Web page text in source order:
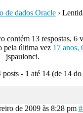
de dados Oracle ›
contém 13 respostas, 6
pela última vez 17 anos,
jspaulonci.
- 1 até 14 (de 14
de 2009 às 8:28 pm